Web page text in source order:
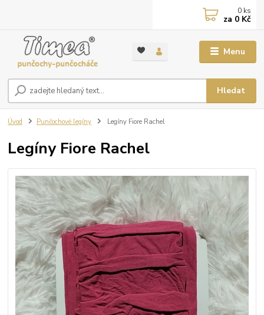
Menu
Hledat
0 ks
za 0 Kč
Úvod Punčochové legíny Legíny Fiore Rachel
Legíny Fiore Rachel